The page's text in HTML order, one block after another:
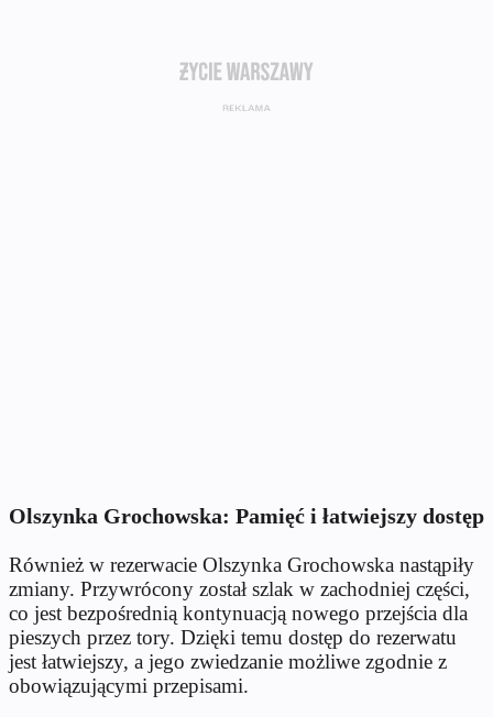
Olszynka Grochowska: Pamięć i łatwiejszy dostęp
Również w rezerwacie Olszynka Grochowska nastąpiły
zmiany. Przywrócony został szlak w zachodniej części,
co jest bezpośrednią kontynuacją nowego przejścia dla
pieszych przez tory. Dzięki temu dostęp do rezerwatu
jest łatwiejszy, a jego zwiedzanie możliwe zgodnie z
obowiązującymi przepisami.